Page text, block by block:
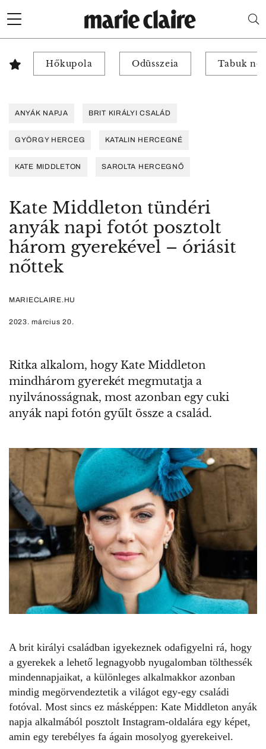
Hőkupola Odüsszeia Tabuk
ANYÁK NAPJA BRIT KIRÁLYI CSALÁD
GYÖRGY HERCEG KATALIN HERCEGNÉ
KATE MIDDLETON SAROLTA HERCEGNŐ
Kate Middleton tündéri
anyák napi fotót posztolt
három gyerekével – óriásit
nőttek
MARIECLAIRE.HU
2023. március 20.
Ritka alkalom, hogy Kate Middleton
mindhárom gyerekét megmutatja a
nyilvánosságnak, most azonban egy cuki
anyák napi fotón gyűlt össze a család.
A brit királyi családban igyekeznek odafigyelni rá, hogy
a gyerekek a lehető legnagyobb nyugalomban tölthessék
mindennapjaikat, a különleges alkalmakkor azonban
mindig megörvendeztetik a világot egy-egy családi
fotóval. Most sincs ez másképpen: Kate Middleton anyák
napja alkalmából posztolt Instagram-oldalára egy képet,
amin egy terebélyes fa ágain mosolyog gyerekeivel.